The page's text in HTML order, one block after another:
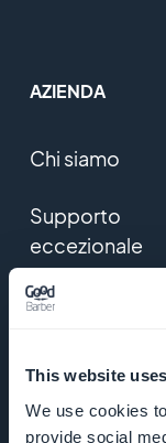
This website
We use cookies
provide social
AZIENDA
Chi siamo
Supporto
eccezionale
DNA
Startup
Studio